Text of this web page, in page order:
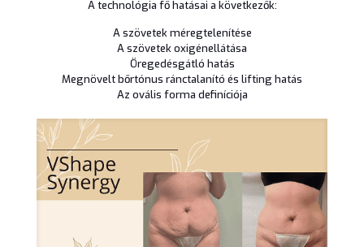
A technológia fő hatásai a következők:
A szövetek méregtelenítése
A szövetek oxigénellátása
Öregedésgátló hatás
Megnövelt bőrtónus ránctalanító és lifting hatás
Az ovális forma definíciója